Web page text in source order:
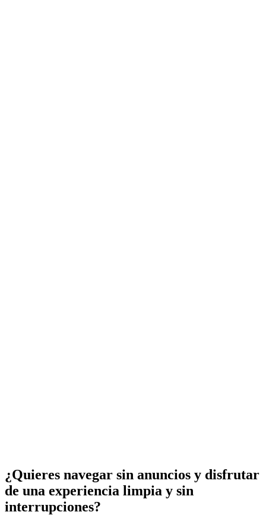
¿Quieres navegar sin anuncios y disfrutar
de una experiencia limpia y sin
interrupciones?